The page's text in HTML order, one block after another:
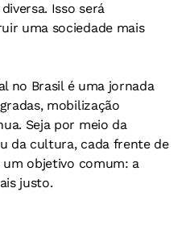
Isso será
uma sociedade mais
no Brasil é uma jornada
mobilização
Seja por meio da
da cultura, cada frente de
objetivo comum: a
justo.